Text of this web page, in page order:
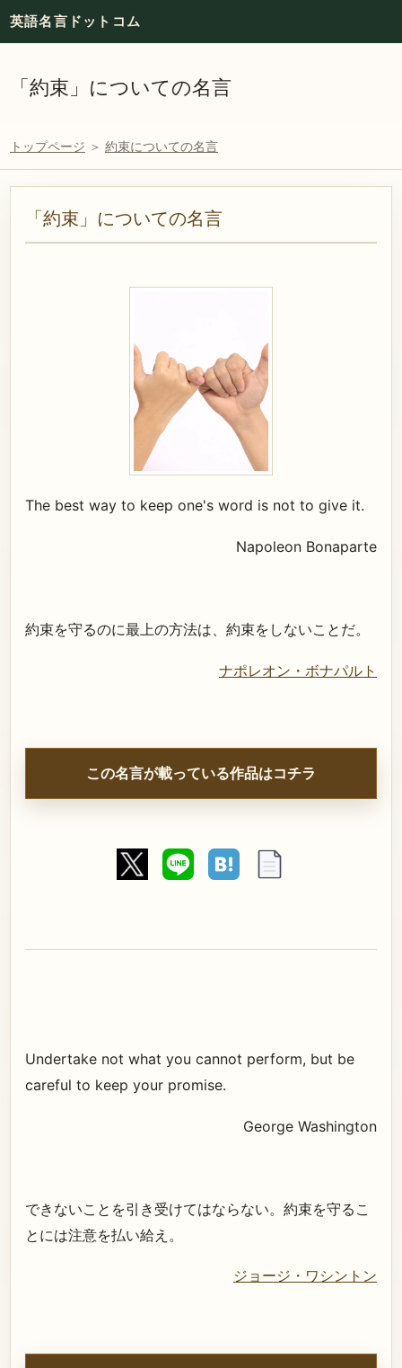
英語名言ドットコム
「約束」についての名言
トップページ ＞ 約束についての名言
「約束」についての名言
The best way to keep one's word is not to give it.
Napoleon Bonaparte
約束を守るのに最上の方法は、約束をしないことだ。
ナポレオン・ボナパルト
この名言が載っている作品はコチラ
Undertake not what you cannot perform, but be
careful to keep your promise.
George Washington
できないことを引き受けてはならない。約束を守るこ
とには注意を払い給え。
ジョージ・ワシントン